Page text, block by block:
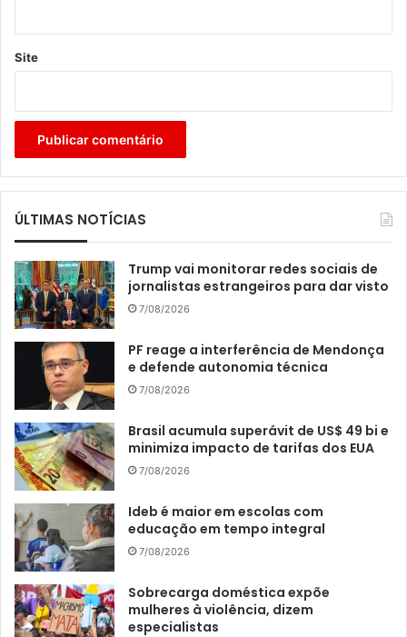
Site
ÚLTIMAS NOTÍCIAS
Trump vai monitorar redes sociais de
jornalistas estrangeiros para dar visto
7/08/2026
PF reage a interferência de Mendonça
e defende autonomia técnica
7/08/2026
Brasil acumula superávit de US$ 49 bi e
minimiza impacto de tarifas dos EUA
7/08/2026
Ideb é maior em escolas com
educação em tempo integral
7/08/2026
Sobrecarga doméstica expõe
mulheres à violência, dizem
especialistas